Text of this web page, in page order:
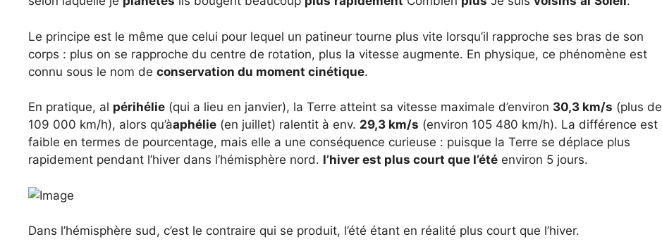
Le principe est le même que celui pour lequel un patineur tourne plus vite lorsqu’il rapproche ses bras de son
corps : plus on se rapproche du centre de rotation, plus la vitesse augmente. En physique, ce phénomène est
connu sous le nom de conservation du moment cinétique.
En pratique, al périhélie (qui a lieu en janvier), la Terre atteint sa vitesse maximale d’environ 30,3 km/s (plus de
109 000 km/h), alors qu’àaphélie (en juillet) ralentit à env. 29,3 km/s (environ 105 480 km/h). La différence est
faible en termes de pourcentage, mais elle a une conséquence curieuse : puisque la Terre se déplace plus
rapidement pendant l’hiver dans l’hémisphère nord. l’hiver est plus court que l’été environ 5 jours.
Dans l’hémisphère sud, c’est le contraire qui se produit, l’été étant en réalité plus court que l’hiver.